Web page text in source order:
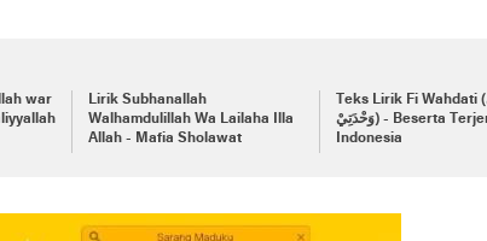
war
Lirik Subhanallah
Walhamdulillah Wa Lailaha Illa
Allah - Mafia Sholawat
Teks Lirik Fi Wahdati (فِيْ
وَحْدَتِيْ) - Beserta Terjemah
Indonesia